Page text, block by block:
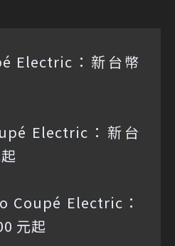
Electric：新台幣
Electric：新台
Coupé Electric：
元起